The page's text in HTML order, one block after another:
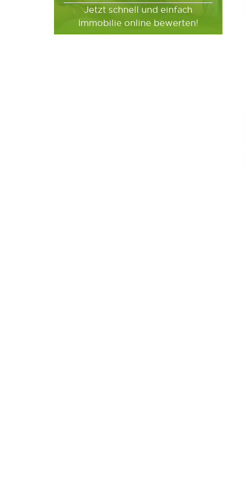
Jetzt schnell und einfach
Immobilie online bewerten!